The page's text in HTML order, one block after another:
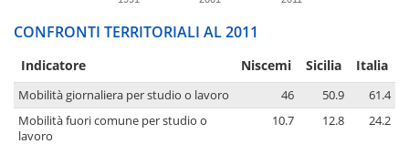
CONFRONTI TERRITORIALI AL 2011
Indicatore Niscemi Sicilia Italia
Mobilità giornaliera per studio o lavoro 46 50.9
61.4
Mobilità fuori comune per studio o
lavoro
10.7 12.8 24.2